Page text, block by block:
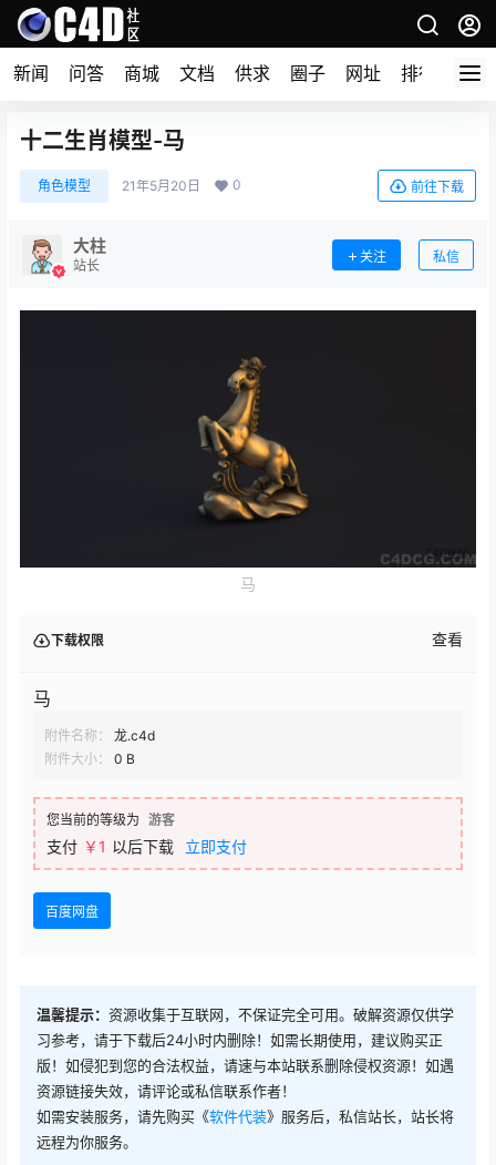
新闻 问答 商城 文档 供求 圈子 网址 排行榜
十二生肖模型-马
角色模型 21年5月20日 0 前往下载
大柱
站长
关注 私信
马
下载权限 查看
马
附件名称：
龙.c4d
附件大小：
0 B
您当前的等级为 游客
支付 ￥1 以后下载 立即支付
百度网盘
温馨提示： 资源收集于互联网，不保证完全可用。破解资源仅供学
习参考，请于下载后24小时内删除！如需长期使用，建议购买正
版！如侵犯到您的合法权益，请速与本站联系删除侵权资源！如遇
资源链接失效，请评论或私信联系作者！
如需安装服务，请先购买《软件代装》服务后，私信站长，站长将
远程为你服务。